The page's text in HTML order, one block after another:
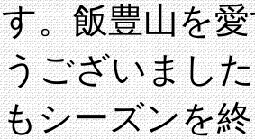
。飯豊山を
ございまし
ーズンを終